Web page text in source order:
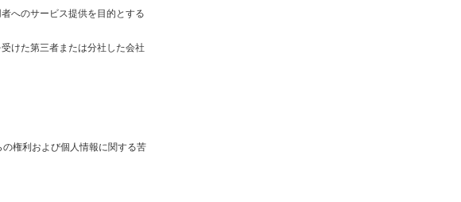
へのサービス提供を目的とする
けた第三者または分社した会社
権利および個人情報に関する苦